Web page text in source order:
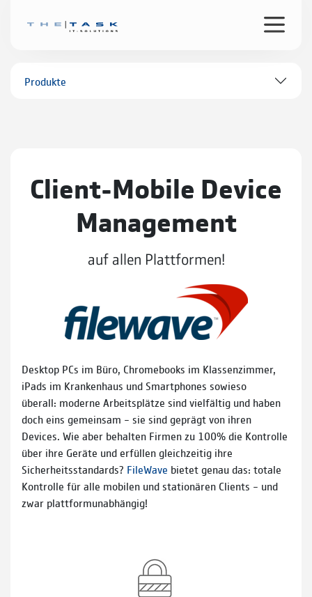
Produkte
Client-Mobile Device
Management
auf allen Plattformen!
Desktop PCs im Büro, Chromebooks im Klassenzimmer,
iPads im Krankenhaus und Smartphones sowieso
überall: moderne Arbeitsplätze sind vielfältig und haben
doch eins gemeinsam – sie sind geprägt von ihren
Devices. Wie aber behalten Firmen zu 100% die Kontrolle
über ihre Geräte und erfüllen gleichzeitig ihre
Sicherheitsstandards? FileWave bietet genau das: totale
Kontrolle für alle mobilen und stationären Clients – und
zwar plattformunabhängig!